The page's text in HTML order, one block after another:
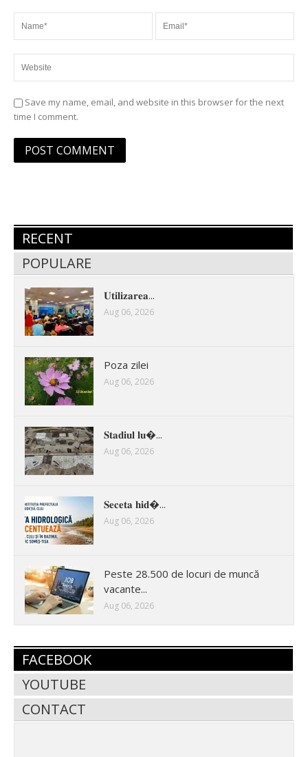
Save my name, email, and website in this browser for the next
time I comment.
RECENT
POPULARE
𝐔𝐭𝐢𝐥𝐢𝐳𝐚𝐫𝐞𝐚...
Aug 06, 2026
Poza zilei
Aug 06, 2026
𝐒𝐭𝐚𝐝𝐢𝐮𝐥 𝐥𝐮�...
Aug 06, 2026
𝐒𝐞𝐜𝐞𝐭𝐚 𝐡𝐢𝐝�...
Aug 06, 2026
Peste 28.500 de locuri de muncă
vacante...
Aug 06, 2026
FACEBOOK
YOUTUBE
CONTACT